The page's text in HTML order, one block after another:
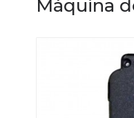
Máquina